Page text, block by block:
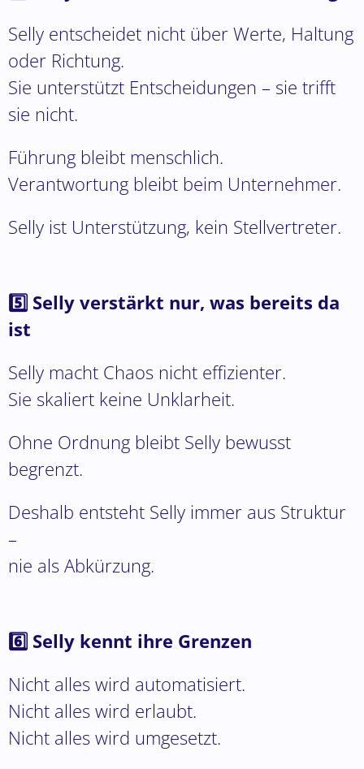
Selly entscheidet nicht über Werte, Haltung
oder Richtung.
Sie unterstützt Entscheidungen – sie trifft
sie nicht.
Führung bleibt menschlich.
Verantwortung bleibt beim Unternehmer.
Selly ist Unterstützung, kein Stellvertreter.
5️⃣ Selly verstärkt nur, was bereits da
ist
Selly macht Chaos nicht effizienter.
Sie skaliert keine Unklarheit.
Ohne Ordnung bleibt Selly bewusst
begrenzt.
Deshalb entsteht Selly immer aus Struktur
–
nie als Abkürzung.
6️⃣ Selly kennt ihre Grenzen
Nicht alles wird automatisiert.
Nicht alles wird erlaubt.
Nicht alles wird umgesetzt.